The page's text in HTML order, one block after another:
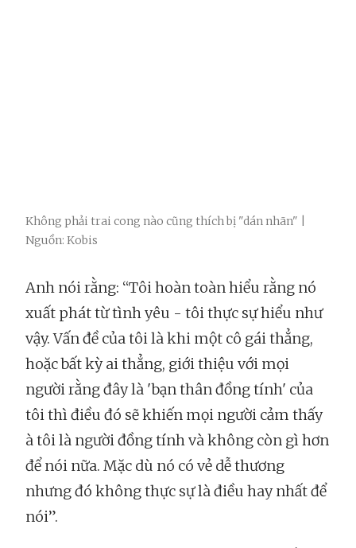
Không phải trai cong nào cũng thích bị "dán nhãn" |
Nguồn: Kobis
Anh nói rằng: “Tôi hoàn toàn hiểu rằng nó
xuất phát từ tình yêu - tôi thực sự hiểu như
vậy. Vấn đề của tôi là khi một cô gái thẳng,
hoặc bất kỳ ai thẳng, giới thiệu với mọi
người rằng đây là 'bạn thân đồng tính' của
tôi thì điều đó sẽ khiến mọi người cảm thấy
à tôi là người đồng tính và không còn gì hơn
để nói nữa. Mặc dù nó có vẻ dễ thương
nhưng đó không thực sự là điều hay nhất để
nói”.